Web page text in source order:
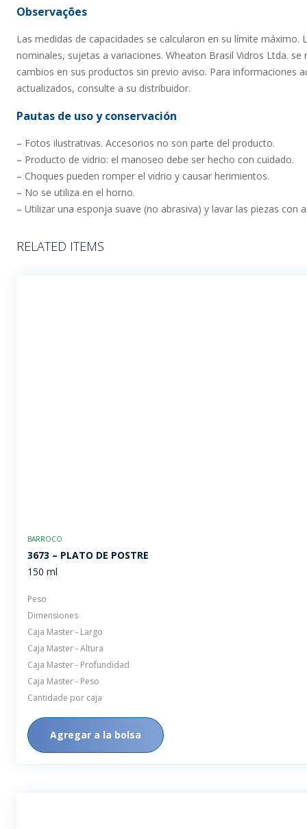
Observações
Las medidas de capacidades se calcularon en su límite máximo.
nominales, sujetas a variaciones. Wheaton Brasil Vidros Ltda. se
cambios en sus productos sin previo aviso. Para informaciones
actualizados, consulte a su distribuidor.
Pautas de uso y conservación
– Fotos ilustrativas. Accesorios no son parte del producto.
– Producto de vidrio: el manoseo debe ser hecho con cuidado.
– Choques pueden romper el vidrio y causar herimientos.
– No se utiliza en el horno.
– Utilizar una esponja suave (no abrasiva) y lavar las piezas con
RELATED ITEMS
BARROCO
3673 – PLATO DE POSTRE
150 ml
Peso
Dimensiones
Caja Master - Largo
Caja Master - Altura
Caja Master - Profundidad
Caja Master - Peso
Cantidade por caja
Agregar a la bolsa